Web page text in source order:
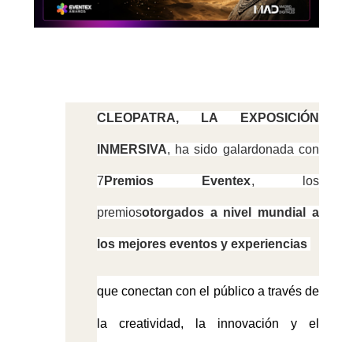
CLEOPATRA, LA EXPOSICIÓN
INMERSIVA, ha sido galardonada con
7 Premios Eventex, los
premiosotorgados a nivel mundial a
los mejores eventos y experiencias
que conectan con el público a través de
la creatividad, la innovación y el